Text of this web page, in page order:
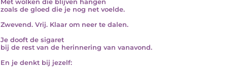
Met wolken die blijven hangen
zoals de gloed die je nog net voelde.
Zwevend. Vrij. Klaar om neer te dalen.
Je dooft de sigaret
bij de rest van de herinnering van vanavond.
En je denkt bij jezelf: